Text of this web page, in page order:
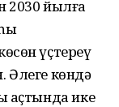
2030 йылға
үҫтереү
Әлеге көндә
аҫтында ике